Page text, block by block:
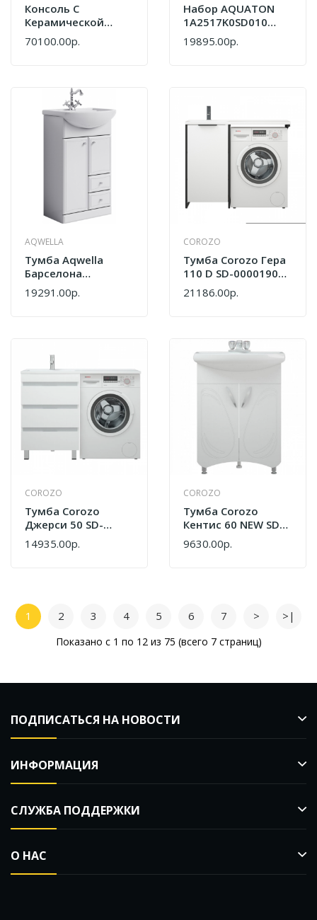
Консоль С
Керамической
Раковиной Abber
Bequem AC2130MW
70100.00р.
Набор AQUATON
1A2517K0SD010
Тумба Сканди 55
1A251701SD010
19895.00р.
AQWELLA
Тумба Aqwella
Барселона
Ba.01.05/2 Белая
19291.00р.
COROZO
Тумба Corozo Гера
110 D SD-00001908
Белый
21186.00р.
COROZO
Тумба Corozo
Джерси 50 SD-
00001627
14935.00р.
COROZO
Тумба Corozo
Кентис 60 NEW SD-
00000314 Белый
9630.00р.
1 2 3 4 5 6 7 > >|
Показано с 1 по 12 из 75 (всего 7 страниц)
ПОДПИСАТЬСЯ НА НОВОСТИ
ИНФОРМАЦИЯ
СЛУЖБА ПОДДЕРЖКИ
О НАС